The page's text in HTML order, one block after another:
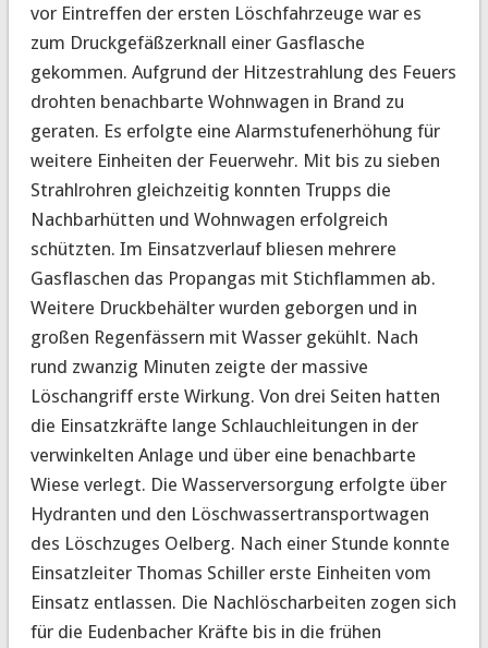
vor Eintreffen der ersten Löschfahrzeuge war es
zum Druckgefäßzerknall einer Gasflasche
gekommen. Aufgrund der Hitzestrahlung des Feuers
drohten benachbarte Wohnwagen in Brand zu
geraten. Es erfolgte eine Alarmstufenerhöhung für
weitere Einheiten der Feuerwehr. Mit bis zu sieben
Strahlrohren gleichzeitig konnten Trupps die
Nachbarhütten und Wohnwagen erfolgreich
schützten. Im Einsatzverlauf bliesen mehrere
Gasflaschen das Propangas mit Stichflammen ab.
Weitere Druckbehälter wurden geborgen und in
großen Regenfässern mit Wasser gekühlt. Nach
rund zwanzig Minuten zeigte der massive
Löschangriff erste Wirkung. Von drei Seiten hatten
die Einsatzkräfte lange Schlauchleitungen in der
verwinkelten Anlage und über eine benachbarte
Wiese verlegt. Die Wasserversorgung erfolgte über
Hydranten und den Löschwassertransportwagen
des Löschzuges Oelberg. Nach einer Stunde konnte
Einsatzleiter Thomas Schiller erste Einheiten vom
Einsatz entlassen. Die Nachlöscharbeiten zogen sich
für die Eudenbacher Kräfte bis in die frühen